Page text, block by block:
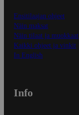
Ensitilaajan ohjeet
Näin maksat
Näin tilaat ja muokkaat
Kaikki ohjeet ja vinkit
In English
Info